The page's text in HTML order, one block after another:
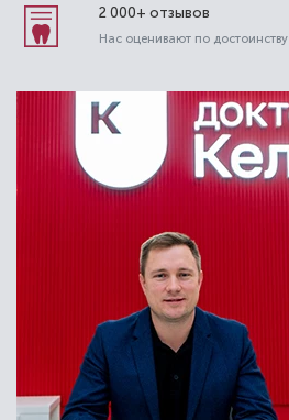
2 000+ отзывов
Нас оценивают по достоинству